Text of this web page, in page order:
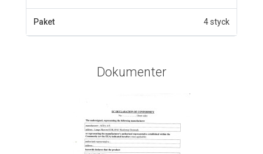
Paket 4 styck
Dokumenter